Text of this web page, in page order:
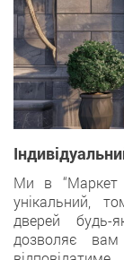
Ми в “Маркет
унікальний,
дверей будь-
дозволяє